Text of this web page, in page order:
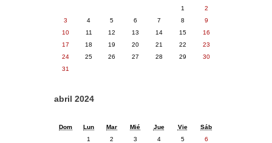
1
2
3
4 5 6 7 8
9
10
11 12 13 14 15
16
17
18 19 20 21 22
23
24
25 26 27 28 29
30
31
abril 2024
Dom Lun Mar Mié Jue Vie
Sáb
1
2 3 4 5
6